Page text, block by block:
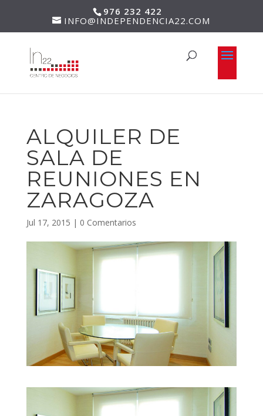
976 232 422
INFO@INDEPENDENCIA22.COM
ALQUILER DE
SALA DE
REUNIONES EN
ZARAGOZA
Jul 17, 2015 | 0 Comentarios